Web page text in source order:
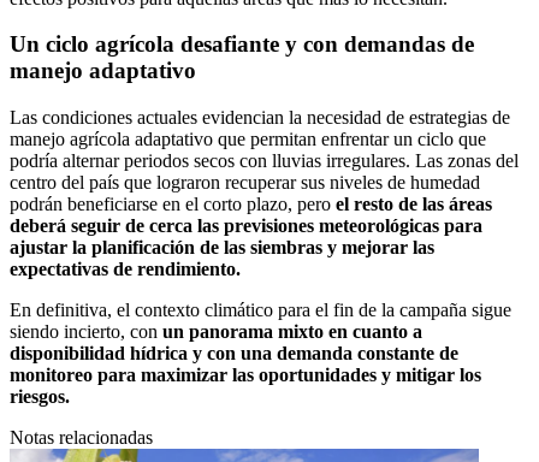
Un ciclo agrícola desafiante y con demandas de
manejo adaptativo
Las condiciones actuales evidencian la necesidad de estrategias de
manejo agrícola adaptativo que permitan enfrentar un ciclo que
podría alternar periodos secos con lluvias irregulares. Las zonas del
centro del país que lograron recuperar sus niveles de humedad
podrán beneficiarse en el corto plazo, pero el resto de las áreas
deberá seguir de cerca las previsiones meteorológicas para
ajustar la planificación de las siembras y mejorar las
expectativas de rendimiento.
En definitiva, el contexto climático para el fin de la campaña sigue
siendo incierto, con un panorama mixto en cuanto a
disponibilidad hídrica y con una demanda constante de
monitoreo para maximizar las oportunidades y mitigar los
riesgos.
Notas relacionadas